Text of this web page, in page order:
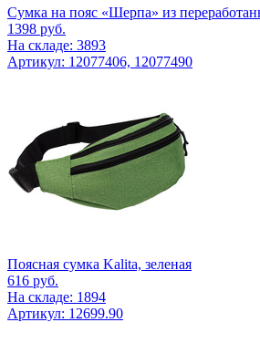
Сумка на пояс «Шерпа» из
1398 руб.
На складе: 3893
Артикул: 12077406, 12077490
Поясная сумка Kalita, зеленая
616 руб.
На складе: 1894
Артикул: 12699.90